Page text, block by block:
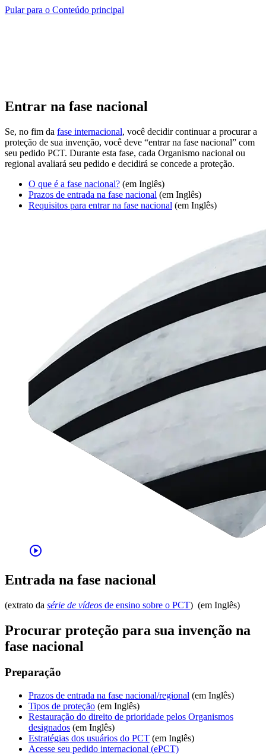
Pular para o Conteúdo principal
Entrar na fase nacional
Se, no fim da fase internacional, você decidir continuar a procurar a
proteção de sua invenção, você deve “entrar na fase nacional” com
seu pedido PCT. Durante esta fase, cada Organismo nacional ou
regional avaliará seu pedido e decidirá se concede a proteção.​​​​​​​
O que é a fase nacional? ​​​​​​(em Inglês)
Prazos de entrada na fase nacional ​​​​​(em Inglês)
Requisitos para entrar na fase nacional ​​​​(em Inglês)
play_circle
Entrada na fase nacional
(extrato da série de vídeos de ensino sobre o PCT) ​​​​​​ (em Inglês)
Procurar proteção para sua invenção na
fase nacional
Preparação
Prazos de entrada na fase nacional/regional (em Inglês)
Tipos de proteção (em Inglês)
Restauração do direito de prioridade pelos Organismos
designados (em Inglês)
Estratégias dos usuários do PCT (em Inglês)
Acesse seu pedido internacional (ePCT)